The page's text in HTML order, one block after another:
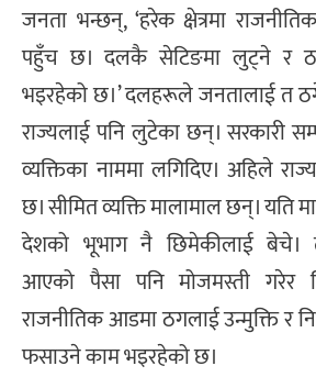
जनता भन्छन्, ‘हरेक क्षेत्रमा
पहुँच छ। दलकै सेटिङमा लुट्ने र
भइरहेको छ।’ दलहरूले जनतालाई त
राज्यलाई पनि लुटेका छन्। सरकारी
व्यक्तिका नाममा लगिदिए। अहिले
छ। सीमित व्यक्ति मालामाल छन्। यति
देशको भूभाग नै छिमेकीलाई बेचे।
आएको पैसा पनि मोजमस्ती गरेर
राजनीतिक आडमा ठगलाई उन्मुक्ति र
फसाउने काम भइरहेको छ।